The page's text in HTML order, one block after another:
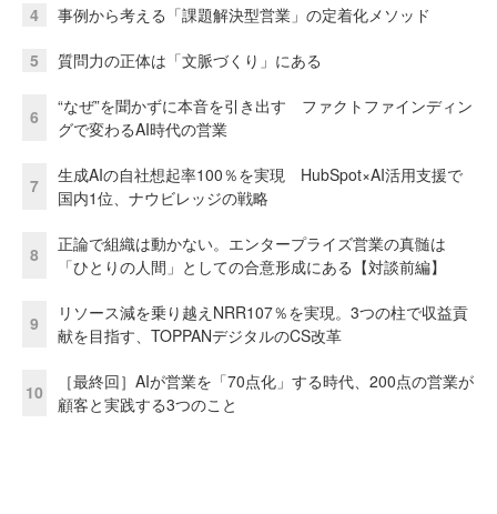
4 事例から考える「課題解決型営業」の定着化メソッド
5 質問力の正体は「文脈づくり」にある
6
“なぜ”を聞かずに本音を引き出す ファクトファインディン
グで変わるAI時代の営業
7
生成AIの自社想起率100％を実現 HubSpot×AI活用支援で
国内1位、ナウビレッジの戦略
8
正論で組織は動かない。エンタープライズ営業の真髄は
「ひとりの人間」としての合意形成にある【対談前編】
9
リソース減を乗り越えNRR107％を実現。3つの柱で収益貢
献を目指す、TOPPANデジタルのCS改革
10
［最終回］AIが営業を「70点化」する時代、200点の営業が
顧客と実践する3つのこと